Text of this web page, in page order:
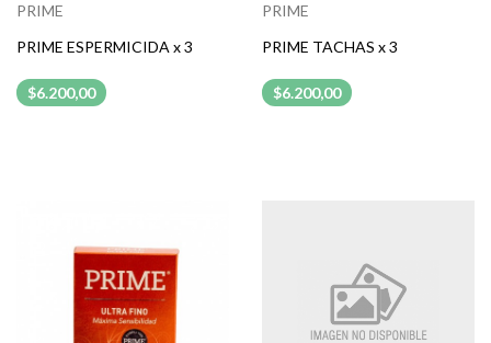
PRIME
PRIME ESPERMICIDA x 3
$6.200,00
PRIME
PRIME TACHAS x 3
$6.200,00